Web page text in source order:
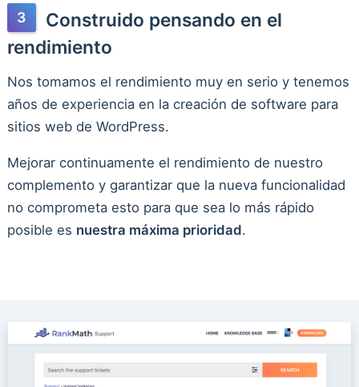
Construido pensando en el
rendimiento
Nos tomamos el rendimiento muy en serio y tenemos
años de experiencia en la creación de software para
sitios web de WordPress.
Mejorar continuamente el rendimiento de nuestro
complemento y garantizar que la nueva funcionalidad
no comprometa esto para que sea lo más rápido
posible es nuestra máxima prioridad.